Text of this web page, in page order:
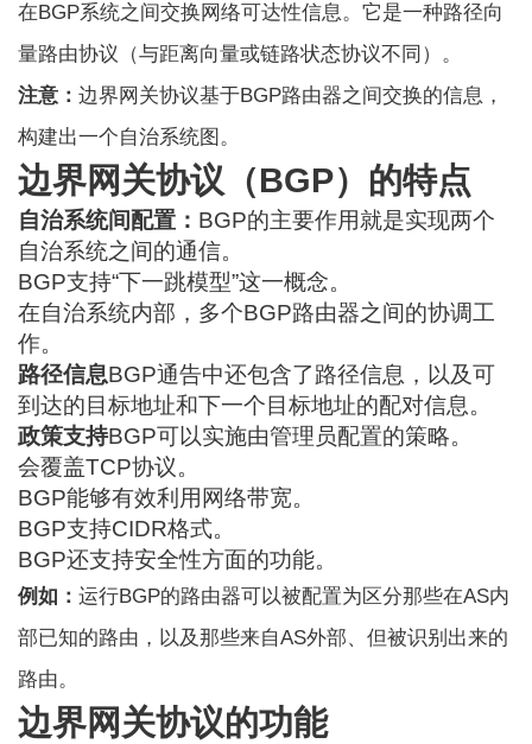
在BGP系统之间交换网络可达性信息。它是一种路径向
量路由协议（与距离向量或链路状态协议不同）。
注意：边界网关协议基于BGP路由器之间交换的信息，
构建出一个自治系统图。
边界网关协议（BGP）的特点
自治系统间配置： BGP的主要作用就是实现两个
自治系统之间的通信。
BGP支持“下一跳模型”这一概念。
在自治系统内部，多个BGP路由器之间的协调工
作。
路径信息BGP通告中还包含了路径信息，以及可
到达的目标地址和下一个目标地址的配对信息。
政策支持BGP可以实施由管理员配置的策略。
会覆盖TCP协议。
BGP能够有效利用网络带宽。
BGP支持CIDR格式。
BGP还支持安全性方面的功能。
例如：运行BGP的路由器可以被配置为区分那些在AS内
部已知的路由，以及那些来自AS外部、但被识别出来的
路由。
边界网关协议的功能